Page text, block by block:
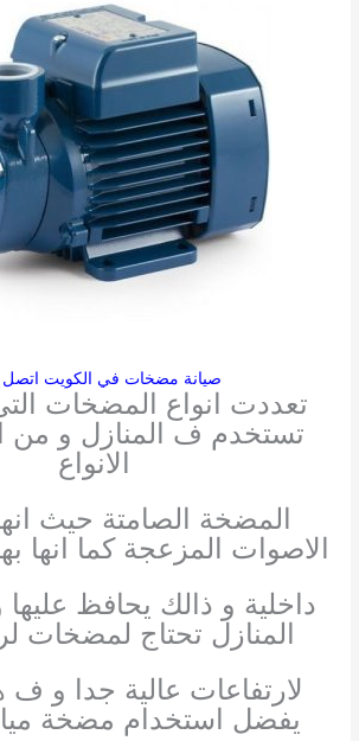
صيانة مضخات في الكويت اتصل
تعددت انواع المضخات
تستخدم ف المنازل و
الانواع
المضخة الصامتة حيث
الاصوات المزعجة كما انها
داخلية و ذالك يحافظ
المنازل تحتاج لمضخات
لارتفاعات عالية جدا و ف
يفضل استخدام مضخة